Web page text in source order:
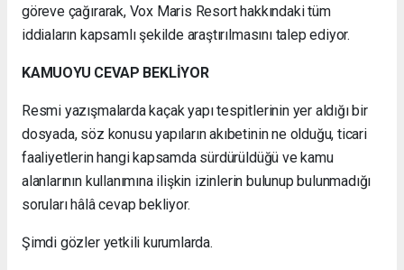
göreve çağırarak, Vox Maris Resort hakkındaki tüm
iddiaların kapsamlı şekilde araştırılmasını talep ediyor.
KAMUOYU CEVAP BEKLİYOR
Resmi yazışmalarda kaçak yapı tespitlerinin yer aldığı bir
dosyada, söz konusu yapıların akıbetinin ne olduğu, ticari
faaliyetlerin hangi kapsamda sürdürüldüğü ve kamu
alanlarının kullanımına ilişkin izinlerin bulunup bulunmadığı
soruları hâlâ cevap bekliyor.
Şimdi gözler yetkili kurumlarda.